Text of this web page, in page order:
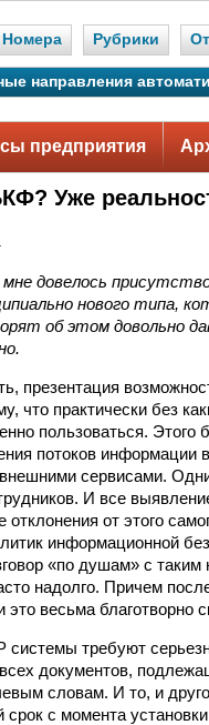
Номера Рубрики
направления
предприятия
Уже
довелось
нового типа,
об этом довольно
презентация
что практически без
пользоваться. Этого
потоков информации
сервисами.
И все
от этого
информационной
«по душам» с таким
надолго. Причем
это весьма благотворно
системы требуют
документов,
словам. И то, и
срок с момента